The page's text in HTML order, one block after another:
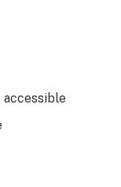
accessible